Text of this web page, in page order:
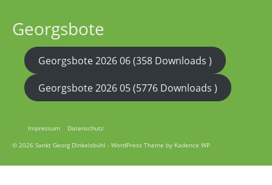
Georgsbote
Georgsbote 2026 06 (358 Downloads )
Georgsbote 2026 05 (5776 Downloads )
Impressum
Datenschutz
© 2026 Sankt Georg Dinkelsbühl - WordPress Theme by Kadence WP